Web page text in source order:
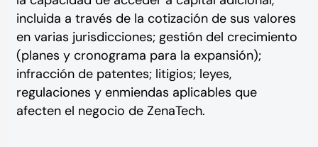
incluida a través de la cotización de sus valores
en varias jurisdicciones; gestión del crecimiento
(planes y cronograma para la expansión);
infracción de patentes; litigios; leyes,
regulaciones y enmiendas aplicables que
afecten el negocio de ZenaTech.